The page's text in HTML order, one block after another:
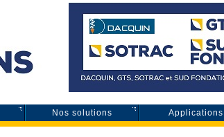
Nos solutions Applications